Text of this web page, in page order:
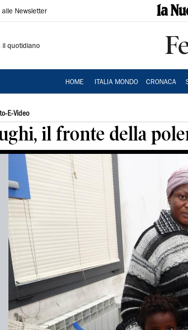
alle Newsletter
il quotidiano
HOME ITALIA MONDO CRONACA
E-Video
il fronte della